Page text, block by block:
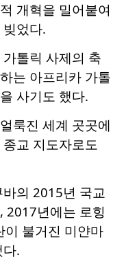
개혁을 밀어붙여
었다.
톨릭 사제의 축
는 아프리카 가톨
사기도 했다.
룩진 세계 곳곳에
교 지도자로도
의 2015년 국교
2017년에는 로힝
이 불거진 미얀마
.